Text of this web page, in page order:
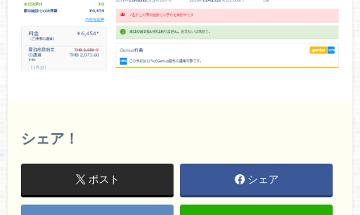
シェア！
ポスト シェア